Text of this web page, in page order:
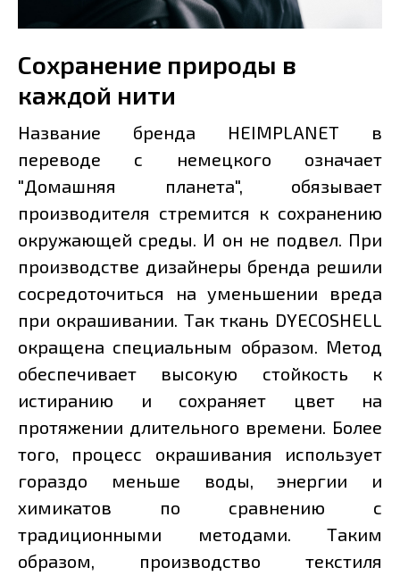
Сохранение природы в
каждой нити
Название бренда HEIMPLANET в
переводе с немецкого означает
"Домашняя планета", обязывает
производителя стремится к сохранению
окружающей среды. И он не подвел. При
производстве дизайнеры бренда решили
сосредоточиться на уменьшении вреда
при окрашивании. Так ткань DYECOSHELL
окращена специальным образом. Метод
обеспечивает высокую стойкость к
истиранию и сохраняет цвет на
протяжении длительного времени. Более
того, процесс окрашивания использует
гораздо меньше воды, энергии и
химикатов по сравнению с
традиционными методами. Таким
образом, производство текстиля